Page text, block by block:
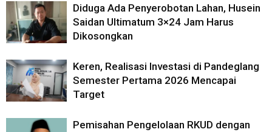
Diduga Ada Penyerobotan Lahan, Husein
Saidan Ultimatum 3×24 Jam Harus
Dikosongkan
Keren, Realisasi Investasi di Pandeglang
Semester Pertama 2026 Mencapai
Target
Pemisahan Pengelolaan RKUD dengan